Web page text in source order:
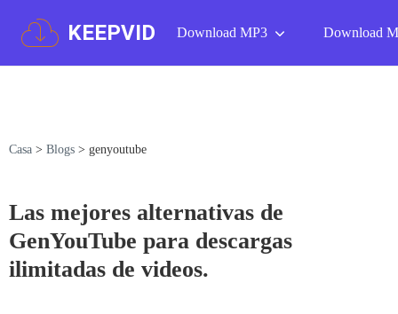
KEEPVID Download MP3 Download
Casa > Blogs > genyoutube
Las mejores alternativas de
GenYouTube para descargas
ilimitadas de videos.